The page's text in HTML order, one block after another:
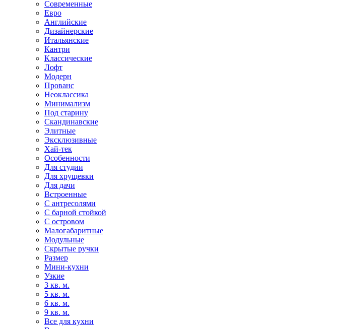
Современные
Евро
Английские
Дизайнерские
Итальянские
Кантри
Классические
Лофт
Модерн
Прованс
Неоклассика
Минимализм
Под старину
Скандинавские
Элитные
Эксклюзивные
Хай-тек
Особенности
Для студии
Для хрущевки
Для дачи
Встроенные
С антресолями
С барной стойкой
С островом
Малогабаритные
Модульные
Скрытые ручки
Размер
Мини-кухни
Узкие
3 кв. м.
5 кв. м.
6 кв. м.
9 кв. м.
Все для кухни